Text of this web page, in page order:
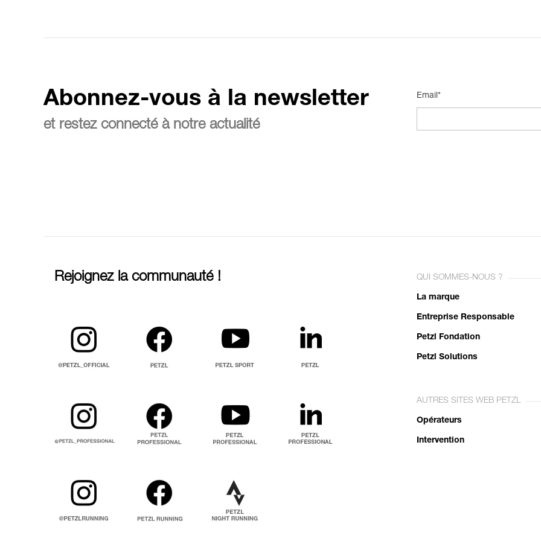
Abonnez-vous à la newsletter
et restez connecté à notre actualité
Email*
Rejoignez la communauté ! QUI SOMMES-NOUS ?
La marque
Entreprise Responsable
Petzl Fondation
Petzl Solutions
AUTRES SITES WEB PETZL
Opérateurs
Intervention